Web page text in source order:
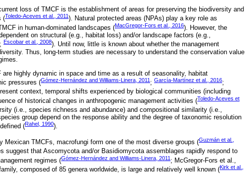
loss of TMCF is the establishment of areas for preserving the biodiversity and
(Toledo-Aceves et al., 2011). Natural protected areas (NPAs) play a key role as
in human-dominated landscapes (MacGregor-Fors et al., 2016). However, the
on structural (e.g., habitat loss) and/or landscape factors (e.g.,
; Escobar et al., 2008). Until now, little is known about whether the management
Thus, long-term studies are necessary to understand the conservation value
highly dynamic in space and time as a result of seasonality, habitat
pressures (Gómez-Hernández and Williams-Linera, 2011 ; García-Martínez et al., 2016;
context, temporal shifts experienced by biological communities (including
of historical changes in anthropogenic management activities (Toledo-Aceves et
(i.e., species richness and abundance) and compositional similarity (i.e.,
group depend on the response ability and the degree of taxonomic resolution
(Rahel, 1990).
Mexican TMCFs, macrofungi form one of the most diverse groups (Guzmán et al.,
suggest that Ascomycota and/or Basidiomycota assemblages rapidly respond to
regimes (Gómez-Hernández and Williams-Linera, 2011 ; McGregor-Fors et al.,
composed of 85 genera worldwide, is large and relatively well known (Kirk et al.,